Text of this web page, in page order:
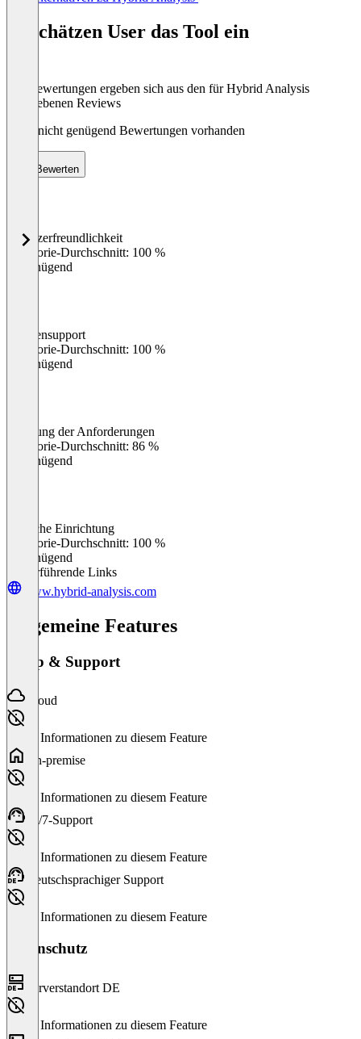
So schätzen User das Tool ein
Die Bewertungen ergeben sich aus den für Hybrid Analysis
abgegebenen Reviews
Noch nicht genügend Bewertungen vorhanden
Bewerten
%
Benutzerfreundlichkeit
Kategorie-Durchschnitt: 100 %
Ungenügend
Kundensupport
Kategorie-Durchschnitt: 100 %
Ungenügend
Erfüllung der Anforderungen
Kategorie-Durchschnitt: 86 %
Ungenügend
Einfache Einrichtung
Kategorie-Durchschnitt: 100 %
Ungenügend
Weiterführende Links
www.hybrid-analysis.com
Allgemeine Features
Setup & Support
Cloud
Keine Informationen zu diesem Feature
On-premise
Keine Informationen zu diesem Feature
24/7-Support
Keine Informationen zu diesem Feature
Deutschsprachiger Support
Keine Informationen zu diesem Feature
Datenschutz
Serverstandort DE
Keine Informationen zu diesem Feature